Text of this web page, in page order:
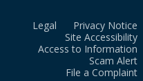
Legal
Privacy Notice
Site Accessibility
Access to Information
Scam Alert
File a Complaint